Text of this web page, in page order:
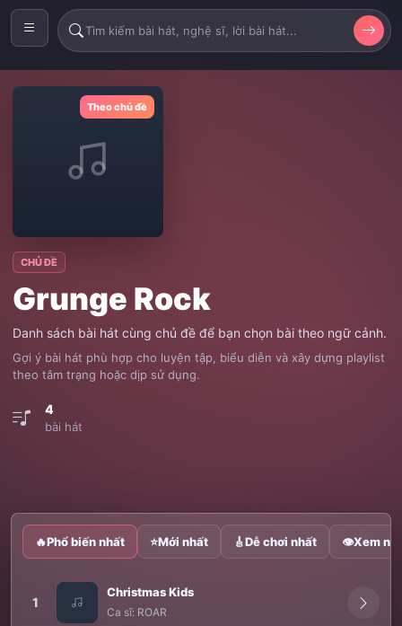
Theo chủ đề
CHỦ ĐỀ
Grunge Rock
Danh sách bài hát cùng chủ đề để bạn chọn bài theo ngữ cảnh.
Gợi ý bài hát phù hợp cho luyện tập, biểu diễn và xây dựng playlist
theo tâm trạng hoặc dịp sử dụng.
4
bài hát
🔥Phổ biến nhất ⭐Mới nhất 🎸Dễ chơi nhất 👁Xem
1
Christmas Kids
Ca sĩ: ROAR